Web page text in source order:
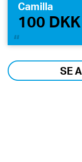
Camilla
100 DKK
SE